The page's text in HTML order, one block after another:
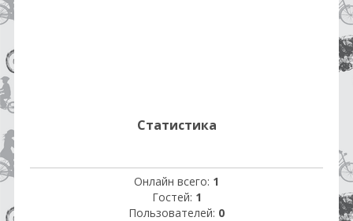
Статистика
Онлайн всего: 1
Гостей: 1
Пользователей: 0